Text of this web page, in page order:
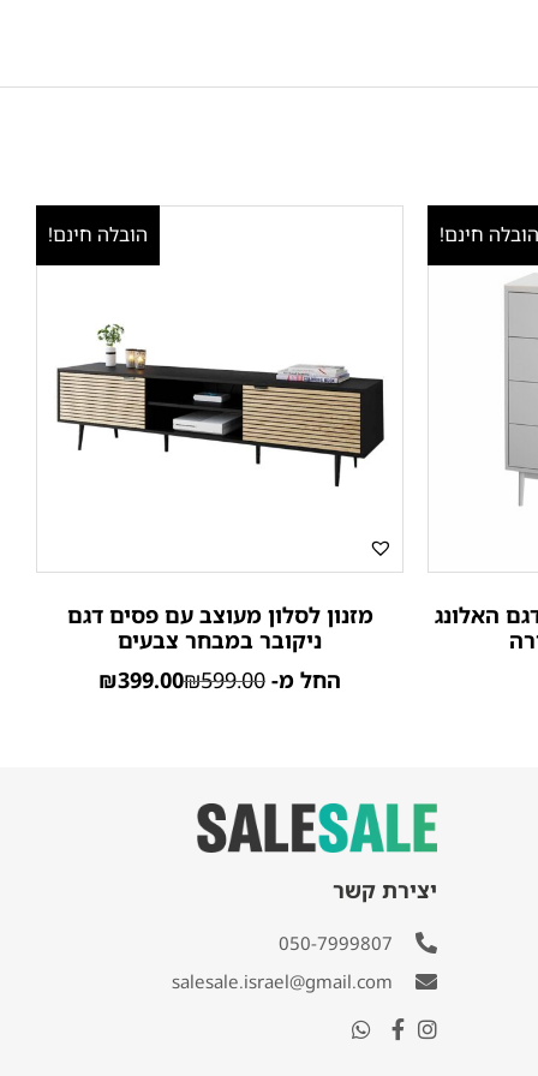
הובלה חינם!
האלונג
הובלה חינם!
מזנון לסלון מעוצב עם פסים דגם
ניקובר במבחר צבעים
החל מ-
₪599.00
₪399.00
יצירת קשר
050-7999807
salesale.israel@gmail.com